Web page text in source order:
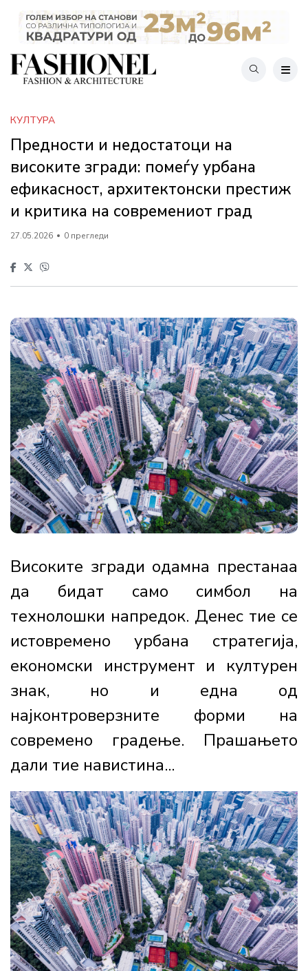
КУЛТУРА
Предности и недостатоци на
високите згради: помеѓу урбана
ефикасност, архитектонски престиж
и критика на современиот град
27.05.2026 0 прегледи
Високите згради одамна престанаа
да бидат само симбол на
технолошки напредок. Денес тие се
истовремено урбана стратегија,
економски инструмент и културен
знак, но и една од
најконтроверзните форми на
современо градење. Прашањето
дали тие навистина...